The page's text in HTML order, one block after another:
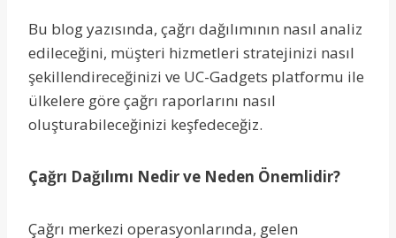
Bu blog yazısında, çağrı dağılımının nasıl analiz
edileceğini, müşteri hizmetleri stratejinizi nasıl
şekillendireceğinizi ve UC-Gadgets platformu ile
ülkelere göre çağrı raporlarını nasıl
oluşturabileceğinizi keşfedeceğiz.
Çağrı Dağılımı Nedir ve Neden Önemlidir?
Çağrı merkezi operasyonlarında, gelen